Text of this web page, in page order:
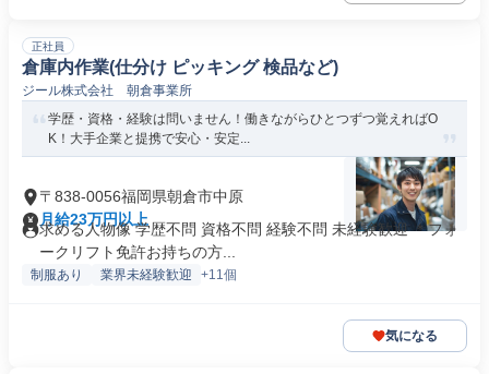
正社員
倉庫内作業(仕分け ピッキング 検品など)
ジール株式会社 朝倉事業所
学歴・資格・経験は問いません！働きながらひとつずつ覚えればO
K！大手企業と提携で安心・安定...
〒838-0056福岡県朝倉市中原
月給23万円以上
求める人物像 学歴不問 資格不問 経験不問 未経験歓迎 ＊フォ
ークリフト免許お持ちの方...
制服あり 業界未経験歓迎 +11個
気になる